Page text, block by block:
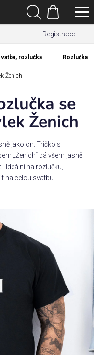
Registrace
Hledat
Nákupní
košík
rozlučka Rozlučka
Ženich
se
Ženich
jako on. Tričko s
„Ženich“ dá všem jasně
Ideální na rozlučku,
na celou svatbu.